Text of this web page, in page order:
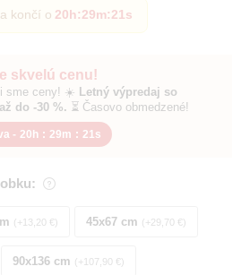
skvelú cenu!
sme ceny! ☀️ Letný výpredaj so
do -30 %. ⏳ Časovo obmedzené!
- 20h : 29m : 20s
+13,20 € 45x67 cm +29,70 €
90x136 cm +107,90 €
končí o 20h:29m:20s